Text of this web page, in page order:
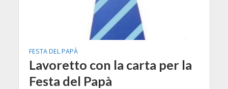
FESTA DEL PAPÀ
Lavoretto con la carta per la
Festa del Papà